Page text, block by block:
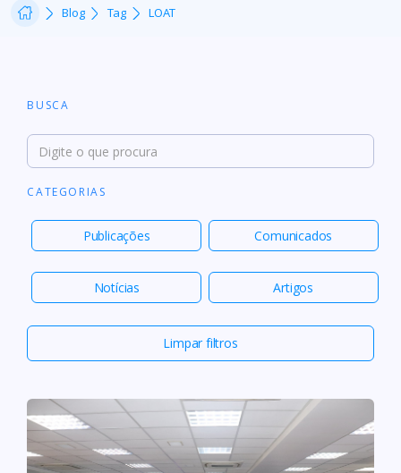
Blog Tag LOAT
BUSCA
CATEGORIAS
Publicações Comunicados
Notícias Artigos
Limpar filtros